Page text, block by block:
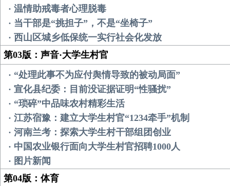
· 温情助戒毒者心理脱毒
· 当干部是“挑担子”，不是“坐椅子”
· 西山区城乡低保统一实行社会化发放
第03版：声音·大学生村官
· “处理此事不为应付舆情导致的被动局面”
· 宣化县纪委：目前没证据证明“性骚扰”
· “琐碎”中品味农村精彩生活
· 江苏宿豫：建立大学生村官“1234牵手”机制
· 河南兰考：探索大学生村干部组团创业
· 中国农业银行面向大学生村官招聘1000人
· 图片新闻
第04版：体育